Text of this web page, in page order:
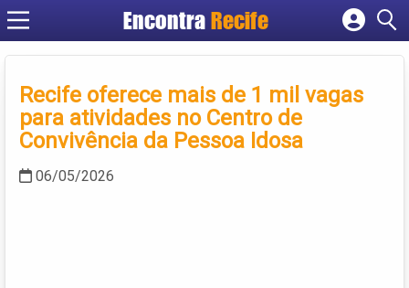
Encontra Recife
Cadastrar empresa
Criar conta
Recife oferece mais de 1 mil vagas
para atividades no Centro de
Convivência da Pessoa Idosa
06/05/2026